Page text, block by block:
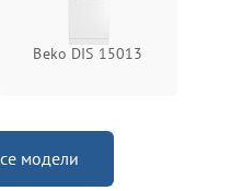
Beko DIS 15013
модели